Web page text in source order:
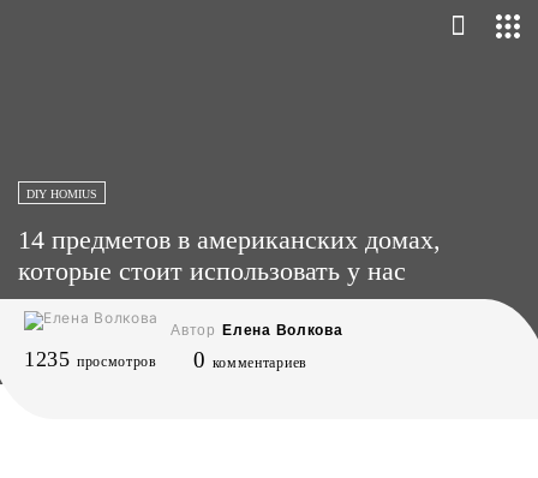
DIY HOMIUS
14 предметов в американских домах,
которые стоит использовать у нас
Автор Елена Волкова
1235 просмотров 0 комментариев